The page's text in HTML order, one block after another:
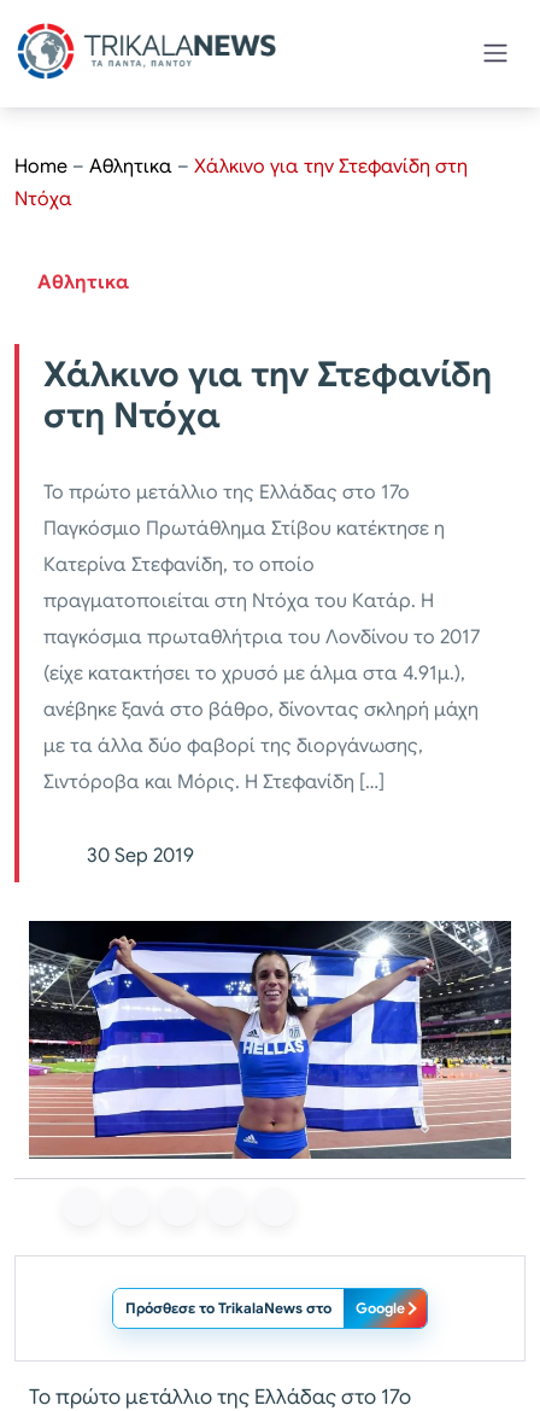
Home – Αθλητικα – Χάλκινο για την Στεφανίδη στη
Ντόχα
Αθλητικα
Χάλκινο για την Στεφανίδη
στη Ντόχα
Το πρώτο μετάλλιο της Ελλάδας στο 17ο
Παγκόσμιο Πρωτάθλημα Στίβου κατέκτησε η
Κατερίνα Στεφανίδη, το οποίο
πραγματοποιείται στη Ντόχα του Κατάρ. Η
παγκόσμια πρωταθλήτρια του Λονδίνου το 2017
(είχε κατακτήσει το χρυσό με άλμα στα 4.91μ.),
ανέβηκε ξανά στο βάθρο, δίνοντας σκληρή μάχη
με τα άλλα δύο φαβορί της διοργάνωσης,
Σιντόροβα και Μόρις. Η Στεφανίδη […]
30 Sep 2019
Πρόσθεσε το TrikalaNews στο Google
Το πρώτο μετάλλιο της Ελλάδας στο 17ο